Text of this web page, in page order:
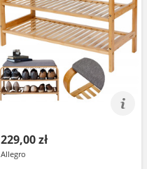
229,00 zł
Allegro